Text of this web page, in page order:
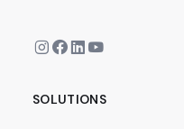
SOLUTIONS